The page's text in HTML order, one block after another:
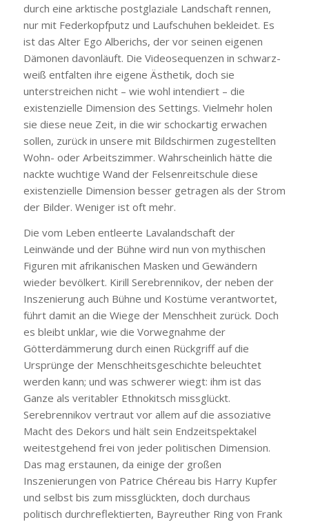
durch eine arktische postglaziale Landschaft rennen,
nur mit Federkopfputz und Laufschuhen bekleidet. Es
ist das Alter Ego Alberichs, der vor seinen eigenen
Dämonen davonläuft. Die Videosequenzen in schwarz-
weiß entfalten ihre eigene Ästhetik, doch sie
unterstreichen nicht – wie wohl intendiert – die
existenzielle Dimension des Settings. Vielmehr holen
sie diese neue Zeit, in die wir schockartig erwachen
sollen, zurück in unsere mit Bildschirmen zugestellten
Wohn- oder Arbeitszimmer. Wahrscheinlich hätte die
nackte wuchtige Wand der Felsenreitschule diese
existenzielle Dimension besser getragen als der Strom
der Bilder. Weniger ist oft mehr.
Die vom Leben entleerte Lavalandschaft der
Leinwände und der Bühne wird nun von mythischen
Figuren mit afrikanischen Masken und Gewändern
wieder bevölkert. Kirill Serebrennikov, der neben der
Inszenierung auch Bühne und Kostüme verantwortet,
führt damit an die Wiege der Menschheit zurück. Doch
es bleibt unklar, wie die Vorwegnahme der
Götterdämmerung durch einen Rückgriff auf die
Ursprünge der Menschheitsgeschichte beleuchtet
werden kann; und was schwerer wiegt: ihm ist das
Ganze als veritabler Ethnokitsch missglückt.
Serebrennikov vertraut vor allem auf die assoziative
Macht des Dekors und hält sein Endzeitspektakel
weitestgehend frei von jeder politischen Dimension.
Das mag erstaunen, da einige der großen
Inszenierungen von Patrice Chéreau bis Harry Kupfer
und selbst bis zum missglückten, doch durchaus
politisch durchreflektierten, Bayreuther Ring von Frank